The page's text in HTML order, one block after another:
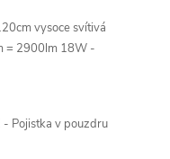
vysoce svítivá
= 2900lm 18W -
- Pojistka v pouzdru